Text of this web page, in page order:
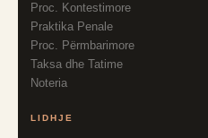
Proc. Kontestimore
Praktika Penale
Proc. Përmbarimore
Taksa dhe Tatime
Noteria
LIDHJE